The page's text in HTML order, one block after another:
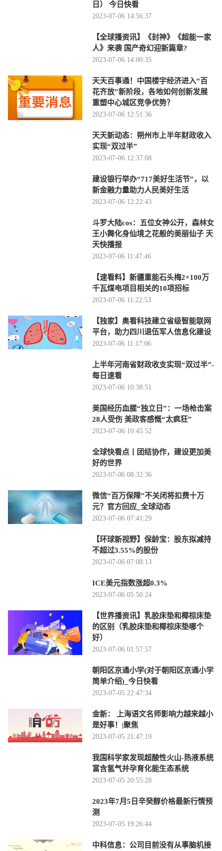
日） 今日快看
2023-07-06 14:56:37
【全球播资讯】《封神》《超能一家
人》来袭 国产奇幻迎新篇章?
2023-07-06 14:00:35
天天百事通！中国楼宇经济进入“百
花齐放”新阶段，各地如何创新发展
重塑中心城区竞争优势？
2023-07-06 12:51:36
天天新动态：朔州市上半年财政收入
实现“双过半”
2023-07-06 12:37:08
建设银行举办“717美好生活节”，以
新金融力量助力人民美好生活
2023-07-06 12:22:43
斗罗大陆cos：五位女神公开，森林女
王小舞化身仙境之花般的美丽仙子 天
天快播报
2023-07-06 11:47:46
【速看料】新疆重能石头梅2×100万
千瓦煤电项目相关的10项招标
2023-07-06 11:22:53
【独家】奥看科技建立省级智能联网
平台，助力四川退伍军人信息化建设
2023-07-06 11:17:06
上半年河南省财政收支实现“双过半”-
每日速看
2023-07-06 10:38:51
美国经历血腥“独立日”：一场枪击案
28人受伤 美政客感慨“太疯狂”
2023-07-06 10:45:52
全球快看点丨团结协作，建设更加美
好的世界
2023-07-06 08:32:36
微信“百万保障”不关闭将扣费十万
元？官方回应_全球动态
2023-07-06 07:41:29
【环球新视野】保龄宝：股东拟减持
不超过3.55%的股份
2023-07-06 07:08:13
ICE美元指数涨超0.3%
2023-07-06 05:50:24
【世界播资讯】乳胶床垫和椰棕床垫
的区别（乳胶床垫和椰棕床垫哪个
好）
2023-07-06 01:57:57
朝阳区京通小学(对于朝阳区京通小学
简单介绍)_今日快看
2023-07-05 22:47:34
金新： 上海语文名师影响力越来越小
是好事！|聚焦
2023-07-05 21:47:19
我国科学家发现超酸性火山-热液系统
富含氢气并孕育化能生态系统
2023-07-05 20:55:28
2023年7月5日辛癸醇价格最新行情预
测
2023-07-05 19:26:44
中科信息：公司目前没有从事脑机接